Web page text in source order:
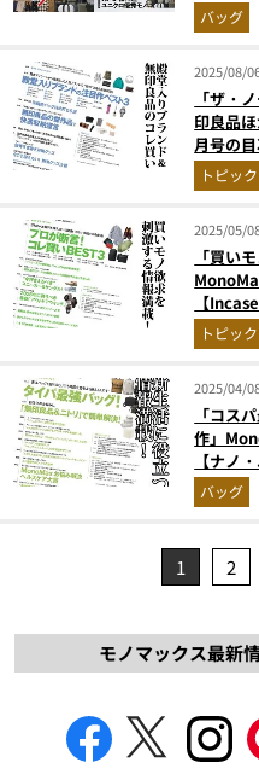
バッグ
2025/08/
「ザ・
印良品
月号の
スワニー
トピッ
2025/05/
「買い
【
トピッ
2025/04/
「コス
作」
【ナノ
バッグ
1 2
モノマックス最新